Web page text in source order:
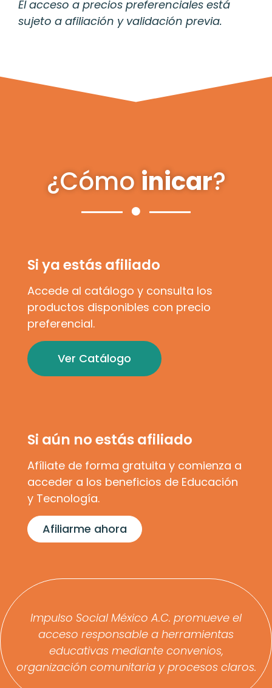
El acceso a precios preferenciales está
sujeto a afiliación y validación previa.
¿Cómo inicar?
Si ya estás afiliado
Accede al catálogo y consulta los
productos disponibles con precio
preferencial.
Ver Catálogo
Si aún no estás afiliado
Afíliate de forma gratuita y comienza a
acceder a los beneficios de Educación
y Tecnología.
Afiliarme ahora
Impulso Social México A.C. promueve el
acceso responsable a herramientas
educativas mediante convenios,
organización comunitaria y procesos claros.